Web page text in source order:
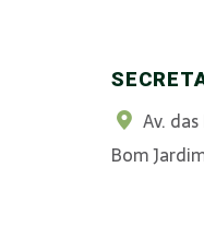
Av.
Bom